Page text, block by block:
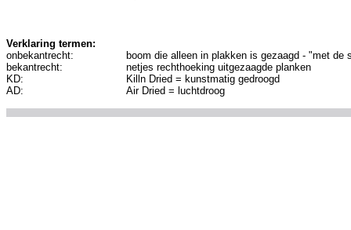
Verklaring termen:
onbekantrecht:
bekantrecht:
KD:
AD:
boom die alleen in plakken is gezaagd - "met de
netjes rechthoeking uitgezaagde planken
Killn Dried = kunstmatig gedroogd
Air Dried = luchtdroog